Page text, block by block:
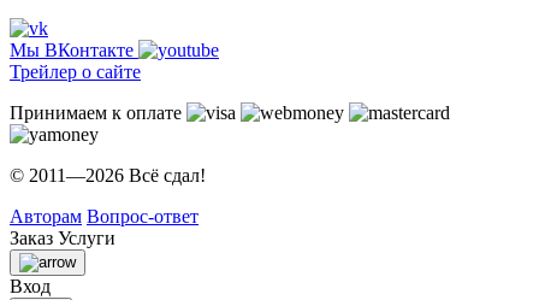
Мы ВКонтакте
Трейлер о сайте
Принимаем к оплате
© 2011—2026 Всё сдал!
Авторам Вопрос-ответ
Заказ Услуги
Вход